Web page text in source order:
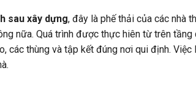
sau xây dựng, đây là phế thải của các nhà
nữa. Quá trình được thực hiên từ trên
các thùng và tập kết đúng nơi qui định. Việc